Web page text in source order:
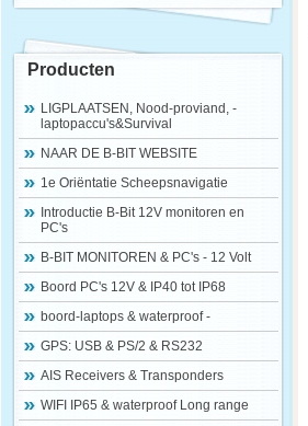
Producten
LIGPLAATSEN, Nood-proviand, -
laptopaccu's&Survival
NAAR DE B-BIT WEBSITE
1e Oriëntatie Scheepsnavigatie
Introductie B-Bit 12V monitoren en
PC's
B-BIT MONITOREN & PC's - 12 Volt
Boord PC's 12V & IP40 tot IP68
boord-laptops & waterproof -
GPS: USB & PS/2 & RS232
AIS Receivers & Transponders
WIFI IP65 & waterproof Long range